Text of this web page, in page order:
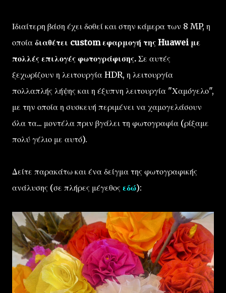
Ιδιαίτερη βάση έχει δοθεί και στην κάμερα των 8 MP, η
οποία διαθέτει custom εφαρμογή της Huawei με
πολλές επιλογές φωτογράφισης. Σε αυτές
ξεχωρίζουν η λειτουργία HDR, η λειτουργία
πολλαπλής λήψης και η έξυπνη λειτουργία "Χαμόγελο",
με την οποία η συσκευή περιμένει να χαμογελάσουν
όλα τα... μοντέλα πριν βγάλει τη φωτογραφία (ρίξαμε
πολύ γέλιο με αυτό).
Δείτε παρακάτω και ένα δείγμα της φωτογραφικής
ανάλυσης (σε πλήρες μέγεθος εδώ):